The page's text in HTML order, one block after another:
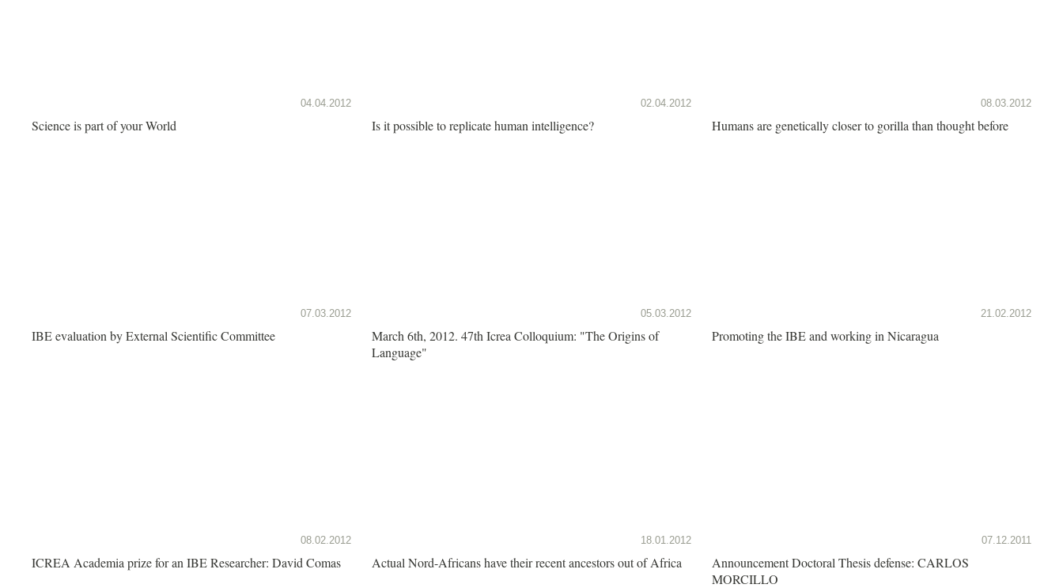
04.04.2012
Science is part of your World
02.04.2012
Is it possible to replicate human intelligence?
08.03.2012
Humans are genetically closer to gorilla than thought before
07.03.2012
IBE evaluation by External Scientific Committee
05.03.2012
March 6th, 2012. 47th Icrea Colloquium: "The Origins of
Language"
21.02.2012
Promoting the IBE and working in Nicaragua
08.02.2012
ICREA Academia prize for an IBE Researcher: David Comas
18.01.2012
Actual Nord-Africans have their recent ancestors out of Africa
07.12.2011
Announcement Doctoral Thesis defense: CARLOS
MORCILLO